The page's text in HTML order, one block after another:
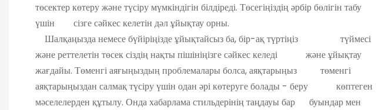
төсектер көтеру және түсіру мүмкіндігін білдіреді. Төсегіңіздің әрбір бөлігін табу
үшін сізге сәйкес келетін дәл ұйықтау орны.
Шалқаңызда немесе бүйіріңізде ұйықтайсыз ба, бір-ақ түртіңіз түймесі
және реттелетін төсек сіздің нақты пішініңізге сәйкес келеді және ұйықтау
жағдайы. Төменгі аяғыңыздың проблемалары болса, аяқтарыңыз төменгі
аяқтарыңыздан салмақ түсіру үшін одан әрі көтеруге болады - беру көптеген
мәселелерден құтылу. Онда хабарлама стильдерінің таңдауы бар буындар мен